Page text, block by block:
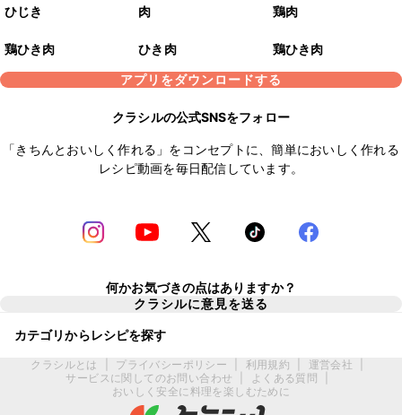
ひじき 肉 鶏肉
鶏ひき肉 ひき肉
鶏ひき肉
アプリをダウンロードする
クラシルの公式SNSをフォロー
「きちんとおいしく作れる」をコンセプトに、簡単においしく作れる
レシピ動画を毎日配信しています。
何かお気づきの点はありますか？
クラシルに意見を送る
カテゴリからレシピを探す
クラシルとは プライバシーポリシー 利用規約 運営会社
サービスに関してのお問い合わせ
よくある質問
おいしく安全に料理を楽しむために